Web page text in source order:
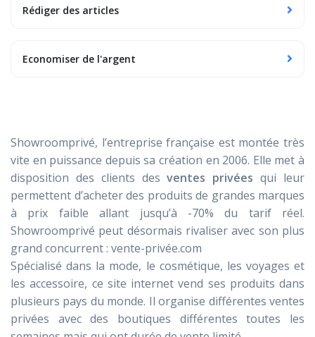
Rédiger des articles
Economiser de l'argent
Showroomprivé, l’entreprise française est montée très
vite en puissance depuis sa création en 2006. Elle met à
disposition des clients desventes privées qui leur
permettent d’acheter des produits de grandes marques
à prix faible allant jusqu’à -70% du tarif réel.
Showroomprivé peut désormais rivaliser avec son plus
grand concurrent : vente-privée.com
Spécialisé dans la mode, le cosmétique, les voyages et
les accessoire, ce site internet vend ses produits dans
plusieurs pays du monde. Il organise différentes ventes
privées avec des boutiques différentes toutes les